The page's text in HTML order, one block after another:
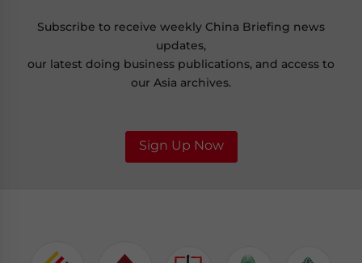
Subscribe to receive weekly China Briefing news
updates,
our latest doing business publications, and access to
our Asia archives.
Sign Up Now